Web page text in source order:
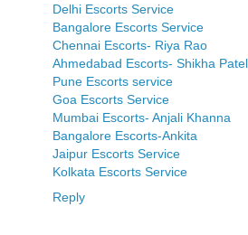
Delhi Escorts Service
Bangalore Escorts Service
Chennai Escorts- Riya Rao
Ahmedabad Escorts- Shikha Patel
Pune Escorts service
Goa Escorts Service
Mumbai Escorts- Anjali Khanna
Bangalore Escorts-Ankita
Jaipur Escorts Service
Kolkata Escorts Service
Reply